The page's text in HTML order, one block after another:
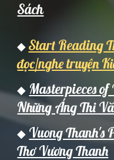
Sách
◆ Start Reading
đọc/nghe truyện
◆ Masterpieces
Những Áng Thi
◆ Vuong Thanh's
Thơ Vương Thanh